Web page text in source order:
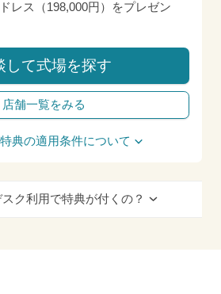
レス（198,000円）をプレゼン
して式場を探す
店舗一覧をみる
典の適用条件について
ク利用で特典が付くの？